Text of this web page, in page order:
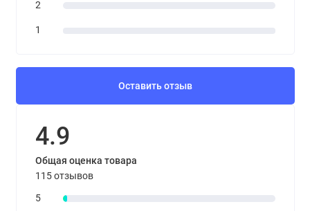
2
1
Оставить отзыв
4.9
Общая оценка товара
115 отзывов
5